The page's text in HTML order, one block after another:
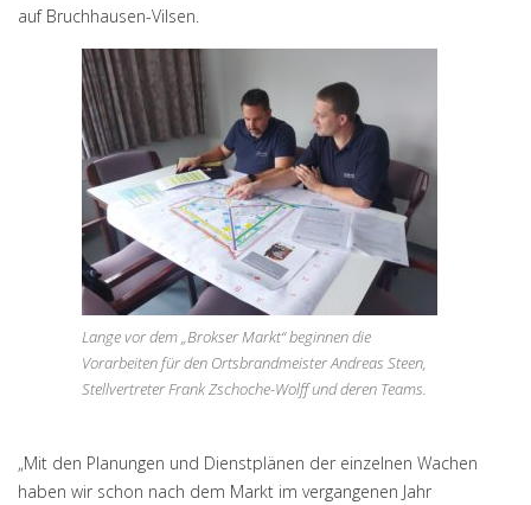
auf Bruchhausen-Vilsen.
Lange vor dem „Brokser Markt“ beginnen die
Vorarbeiten für den Ortsbrandmeister Andreas Steen,
Stellvertreter Frank Zschoche-Wolff und deren Teams.
„Mit den Planungen und Dienstplänen der einzelnen Wachen
haben wir schon nach dem Markt im vergangenen Jahr